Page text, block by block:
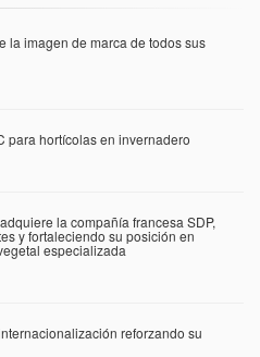
la imagen de marca de todos sus
para hortícolas en invernadero
la compañía francesa SDP,
y fortaleciendo su posición en
especializada
reforzando su